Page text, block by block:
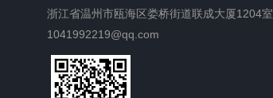
浙江省温州市瓯海区娄桥街道联成大厦1204室
1041992219@qq.com